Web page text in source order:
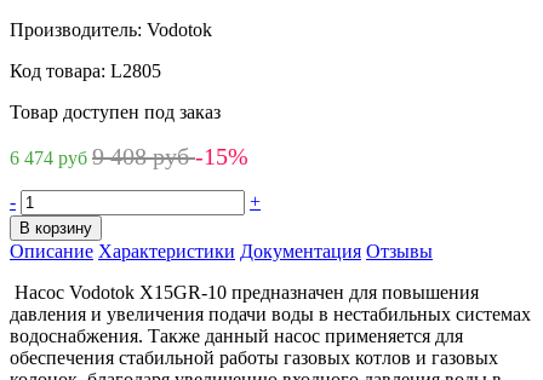
Производитель: Vodotok
Код товара: L2805
Товар доступен под заказ
6 474 руб 9 408 руб-15%
- +
В корзину
Описание Характеристики Документация Отзывы
Насос Vodotok X15GR-10 предназначен для повышения
давления и увеличения подачи воды в нестабильных системах
водоснабжения. Также данный насос применяется для
обеспечения стабильной работы газовых котлов и газовых